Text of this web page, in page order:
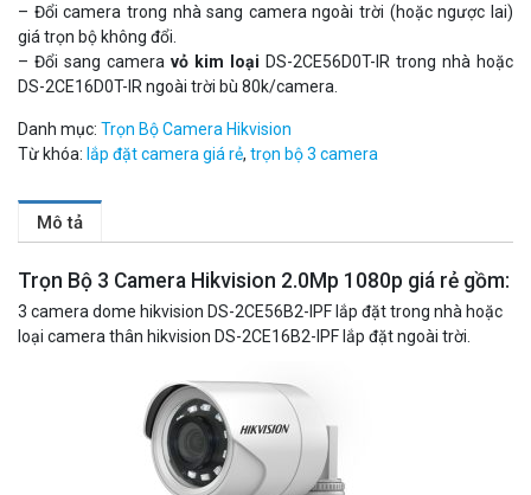
– Đổi camera trong nhà sang camera ngoài trời (hoặc ngược lai)
giá trọn bộ không đổi.
– Đổi sang camera vỏ kim loại DS-2CE56D0T-IR trong nhà hoặc
DS-2CE16D0T-IR ngoài trời bù 80k/camera.
Danh mục: Trọn Bộ Camera Hikvision
Từ khóa: lắp đặt camera giá rẻ, trọn bộ 3 camera
Mô tả
Trọn Bộ 3 Camera Hikvision 2.0Mp 1080p giá rẻ gồm:
3 camera dome hikvision DS-2CE56B2-IPF lắp đặt trong nhà hoặc
loại camera thân hikvision DS-2CE16B2-IPF lắp đặt ngoài trời.
Đèn năng lượng mặt trời tích hợp camera quan sát Akiko
SSO100C
MUA NGAY